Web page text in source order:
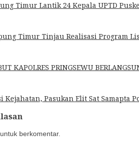
Timur Lantik 24 Kepala UPTD
Timur Tinjau Realisasi Program
KAPOLRES PRINGSEWU
Kejahatan, Pasukan Elit Sat Samapta
untuk berkomentar.